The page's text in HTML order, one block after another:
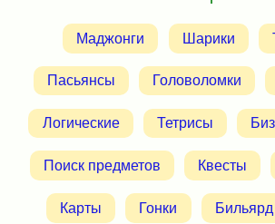
Маджонги Шарики
Пасьянсы Головоломки
Логические Тетрисы
Поиск предметов Квесты
Карты Гонки Бильярд